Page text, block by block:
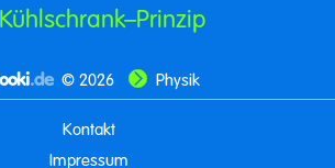
Kühlschrank–Prinzip
.de © 2026 Physik
Kontakt
Impressum